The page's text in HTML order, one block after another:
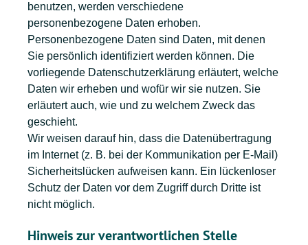
benutzen, werden verschiedene
personenbezogene Daten erhoben.
Personenbezogene Daten sind Daten, mit denen
Sie persönlich identifiziert werden können. Die
vorliegende Datenschutzerklärung erläutert, welche
Daten wir erheben und wofür wir sie nutzen. Sie
erläutert auch, wie und zu welchem Zweck das
geschieht.
Wir weisen darauf hin, dass die Datenübertragung
im Internet (z. B. bei der Kommunikation per E-Mail)
Sicherheitslücken aufweisen kann. Ein lückenloser
Schutz der Daten vor dem Zugriff durch Dritte ist
nicht möglich.
Hinweis zur verantwortlichen Stelle